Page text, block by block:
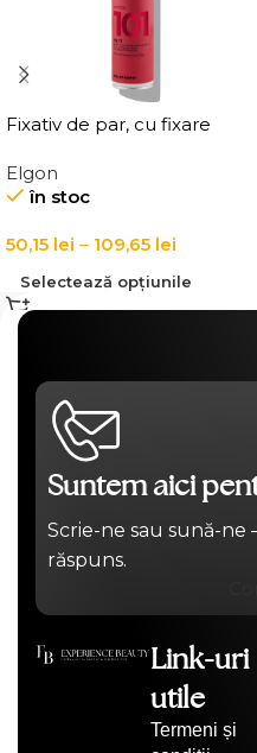
Fixativ de par, cu fixare
Fix It Hairspray
Elgon
în stoc
50,15 lei – 109,65 lei
Selectează opțiunile
Suntem aici
Scrie-ne sau sună-ne
răspuns.
Link-uri
utile
Termeni și